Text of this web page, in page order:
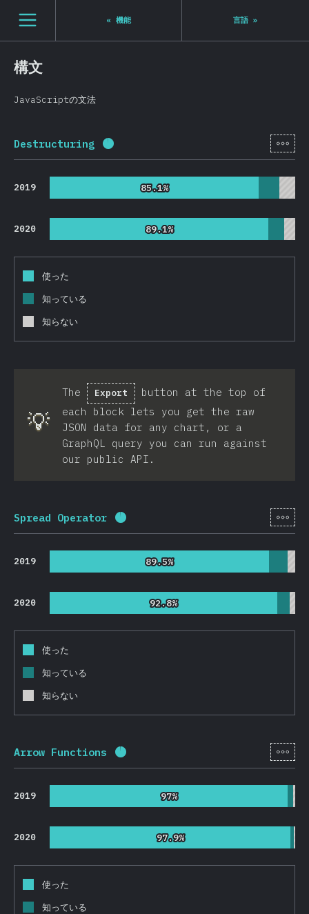
[ja-JP] general.open_nav
« 機能 言語 »
構文
JavaScriptの文法
Destructuring 回答記入率： [ja-
2019 85.1%
85.1%
2020 89.1%
89.1%
使った
知っている
知らない
💡
The Export
button at the top of
each block lets you get the raw
JSON data for any chart, or a
GraphQL query you can run against
our public API.
Spread Operator 回答記入率： [ja-
2019 89.5%
89.5%
2020 92.8%
92.8%
使った
知っている
知らない
Arrow Functions 回答記入率： [ja-
2019 97%
97%
2020 97.9%
97.9%
使った
知っている